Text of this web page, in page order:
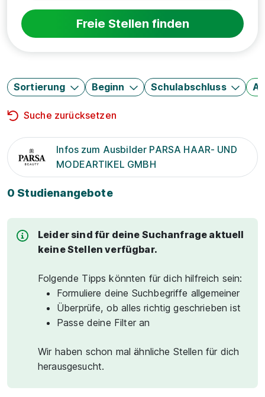
Freie Stellen finden
Sortierung Beginn Schulabschluss
Suche zurücksetzen
Infos zum Ausbilder PARSA HAAR- UND
MODEARTIKEL GMBH
0 Studienangebote
Leider sind für deine Suchanfrage aktuell
keine Stellen verfügbar.
Folgende Tipps könnten für dich hilfreich sein:
Formuliere deine Suchbegriffe allgemeiner
Überprüfe, ob alles richtig geschrieben ist
Passe deine Filter an
Wir haben schon mal ähnliche Stellen für dich
herausgesucht.